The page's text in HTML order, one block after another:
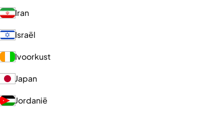
Iran
Israël
Ivoorkust
Japan
Jordanië